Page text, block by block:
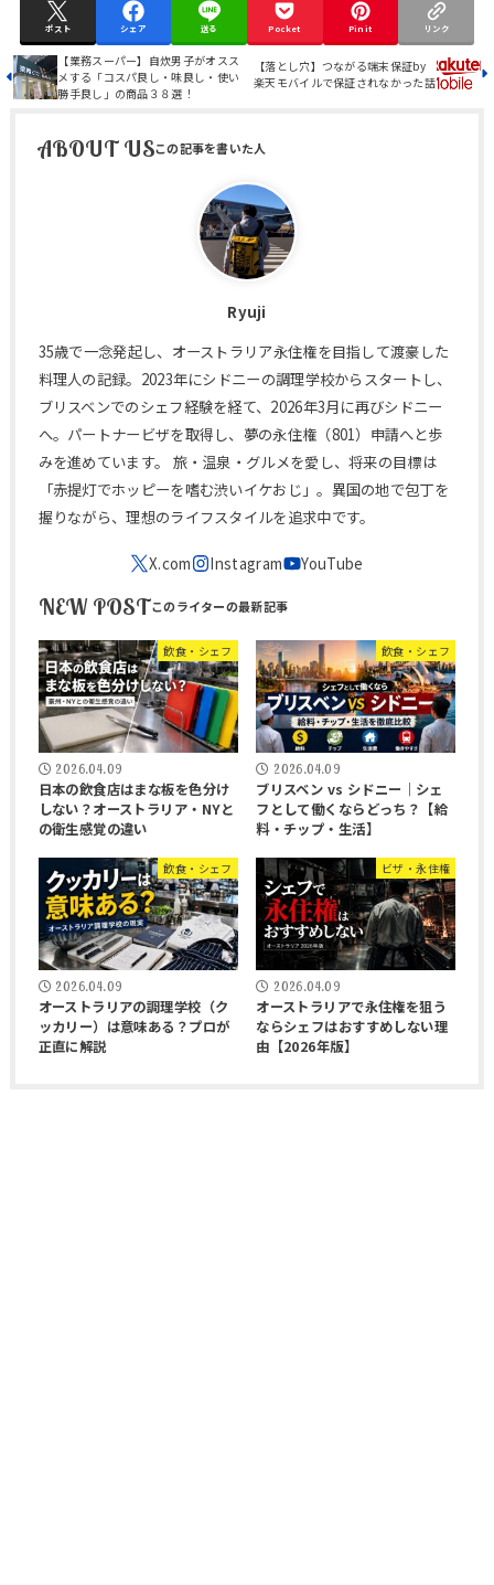
ポスト シェア 送る Pocket Pin it リンク
【業務スーパー】自炊男子がオスス
メする「コスパ良し・味良し・使い
勝手良し」の商品３８選！
【落とし穴】つながる端末保証by
楽天モバイルで保証されなかった話
ABOUT US
Ryuji
35歳で一念発起し、オーストラリア永住権を目指して渡豪した
料理人の記録。2023年にシドニーの調理学校からスタートし、
ブリスベンでのシェフ経験を経て、2026年3月に再びシドニー
へ。パートナービザを取得し、夢の永住権（801）申請へと歩
みを進めています。 旅・温泉・グルメを愛し、将来の目標は
「赤提灯でホッピーを嗜む渋いイケおじ」。異国の地で包丁を
握りながら、理想のライフスタイルを追求中です。
NEW POST
飲食・シェフ
2026.04.09
日本の飲食店はまな板を色分け
しない？オーストラリア・NYと
の衛生感覚の違い
飲食・シェフ
2026.04.09
ブリスベン vs シドニー｜シェ
フとして働くならどっち？【給
料・チップ・生活】
飲食・シェフ
2026.04.09
オーストラリアの調理学校（ク
ッカリー）は意味ある？プロが
正直に解説
ビザ・永住権
2026.04.09
オーストラリアで永住権を狙う
ならシェフはおすすめしない理
由【2026年版】